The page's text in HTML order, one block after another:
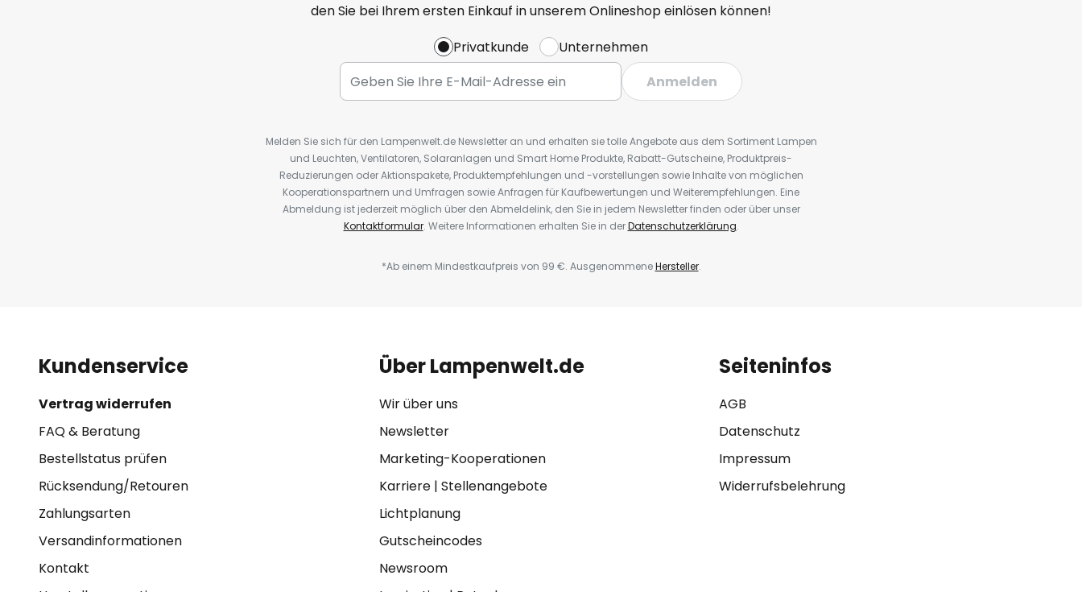
den Sie bei Ihrem ersten Einkauf in unserem Onlineshop einlösen können!
Privatkunde
Unternehmen
Anmelden
Melden Sie sich für den Lampenwelt.de Newsletter an und erhalten sie tolle Angebote aus dem Sortiment Lampen
und Leuchten, Ventilatoren, Solaranlagen und Smart Home Produkte, Rabatt-Gutscheine, Produktpreis-
Reduzierungen oder Aktionspakete, Produktempfehlungen und -vorstellungen sowie Inhalte von möglichen
Kooperationspartnern und Umfragen sowie Anfragen für Kaufbewertungen und Weiterempfehlungen. Eine
Abmeldung ist jederzeit möglich über den Abmeldelink, den Sie in jedem Newsletter finden oder über unser
Kontaktformular. Weitere Informationen erhalten Sie in derDatenschutzerklärung.
*Ab einem Mindestkaufpreis von 99 €. AusgenommeneHersteller.
Kundenservice
Vertrag widerrufen
FAQ & Beratung
Bestellstatus prüfen
Rücksendung/Retouren
Zahlungsarten
Versandinformationen
Kontakt
Über Lampenwelt.de
Wir über uns
Newsletter
Marketing-Kooperationen
Karriere| Stellenangebote
Lichtplanung
Gutscheincodes
Newsroom
Seiteninfos
AGB
Datenschutz
Impressum
Widerrufsbelehrung